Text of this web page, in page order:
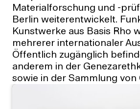
Materialforschung und -
Berlin weiterentwickelt.
Kunstwerke aus Basis Rho
mehrerer internationaler
Öffentlich zugänglich
anderem in der
sowie in der Sammlung von
Hollander, Brüssel.